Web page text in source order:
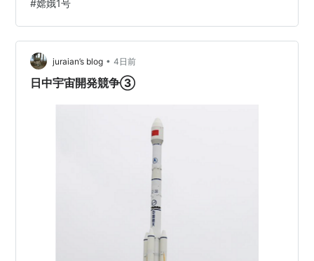
リラン3号、アメリカの全球降水観測衛星GPM、カナダ
の通信放送衛星Telstar 12 VANTAGE、UAEの地球観測衛
星KhalifaSatと火星探査機HOPE、フィリピンの災害監
視・天然資源観測衛星DI…
#嫦娥1号
juraian’s blog • 4日前
日中宇宙開発競争③